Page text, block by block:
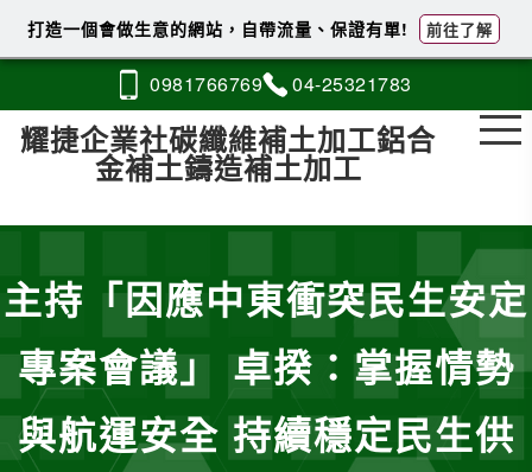
0981766769 04-25321783
耀捷企業社碳纖維補土加工鋁合
金補土鑄造補土加工
主持「因應中東衝突民生安定
專案會議」 卓揆：掌握情勢
與航運安全 持續穩定民生供
打造一個會做生意的網站，自帶流量、保證有單! 前往了解